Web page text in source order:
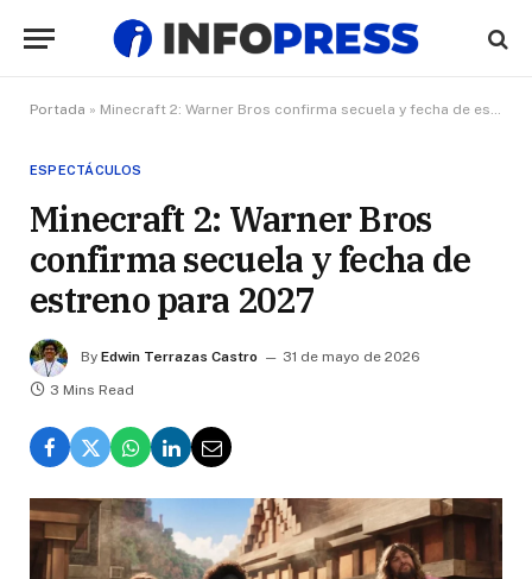
Portada » Minecraft 2: Warner Bros confirma secuela y fecha de estreno para 2027
ESPECTÁCULOS
Minecraft 2: Warner Bros
confirma secuela y fecha de
estreno para 2027
By Edwin Terrazas Castro
31 de mayo de 2026
3 Mins Read